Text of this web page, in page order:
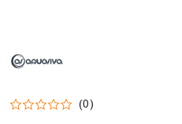
AQUAVIVA
(0)